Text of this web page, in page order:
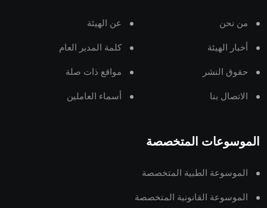
من نحن عن الهيئة
أخبار الهيئة كلمة المدير العام
حقوق النشر مواقع ذات صلة
الاتصال بنا أسماء العاملين
الموسوعات المتخصصة
الموسوعة الطبية المتخصصة
الموسوعة القانونية المتخصصة